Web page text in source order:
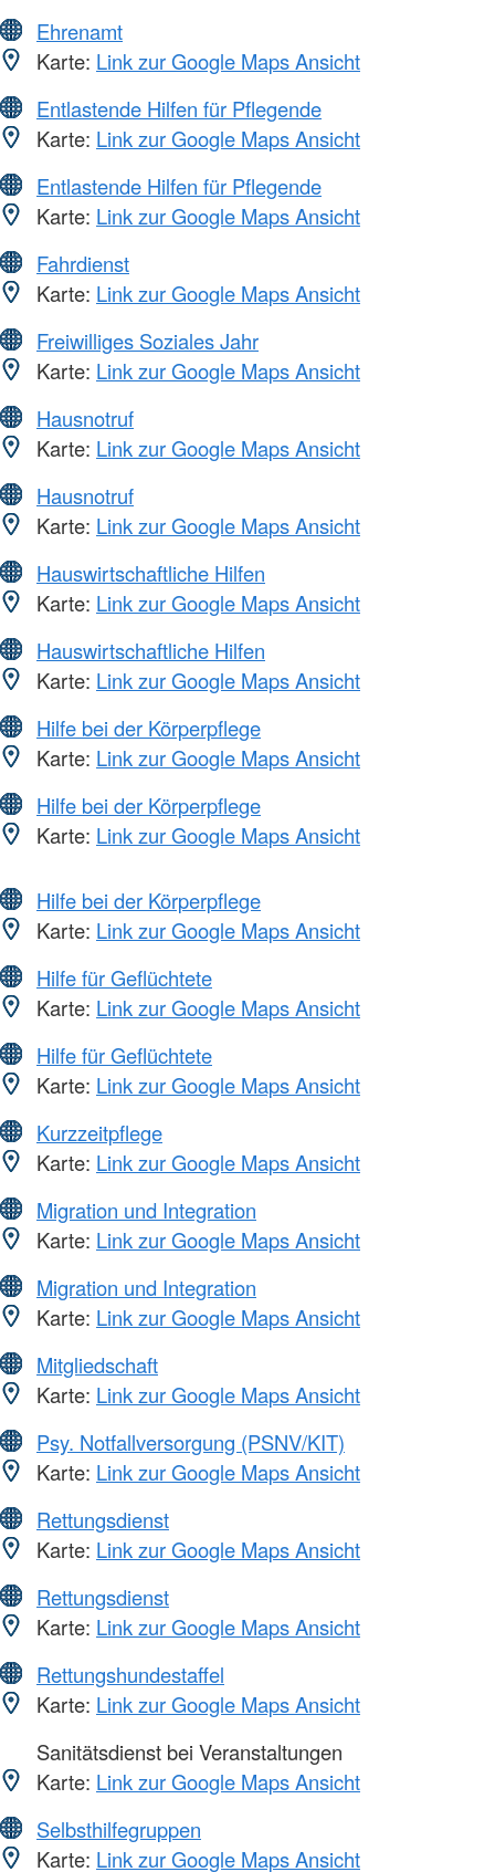
Ehrenamt
Karte: Link zur Google Maps Ansicht
Entlastende Hilfen für Pflegende
Karte: Link zur Google Maps Ansicht
Entlastende Hilfen für Pflegende
Karte: Link zur Google Maps Ansicht
Fahrdienst
Karte: Link zur Google Maps Ansicht
Freiwilliges Soziales Jahr
Karte: Link zur Google Maps Ansicht
Hausnotruf
Karte: Link zur Google Maps Ansicht
Hausnotruf
Karte: Link zur Google Maps Ansicht
Hauswirtschaftliche Hilfen
Karte: Link zur Google Maps Ansicht
Hauswirtschaftliche Hilfen
Karte: Link zur Google Maps Ansicht
Hilfe bei der Körperpflege
Karte: Link zur Google Maps Ansicht
Hilfe bei der Körperpflege
Karte: Link zur Google Maps Ansicht
Hilfe bei der Körperpflege
Karte: Link zur Google Maps Ansicht
Hilfe für Geflüchtete
Karte: Link zur Google Maps Ansicht
Hilfe für Geflüchtete
Karte: Link zur Google Maps Ansicht
Kurzzeitpflege
Karte: Link zur Google Maps Ansicht
Migration und Integration
Karte: Link zur Google Maps Ansicht
Migration und Integration
Karte: Link zur Google Maps Ansicht
Mitgliedschaft
Karte: Link zur Google Maps Ansicht
Psy. Notfallversorgung (PSNV/KIT)
Karte: Link zur Google Maps Ansicht
Rettungsdienst
Karte: Link zur Google Maps Ansicht
Rettungsdienst
Karte: Link zur Google Maps Ansicht
Rettungshundestaffel
Karte: Link zur Google Maps Ansicht
Sanitätsdienst bei Veranstaltungen
Karte: Link zur Google Maps Ansicht
Selbsthilfegruppen
Karte: Link zur Google Maps Ansicht